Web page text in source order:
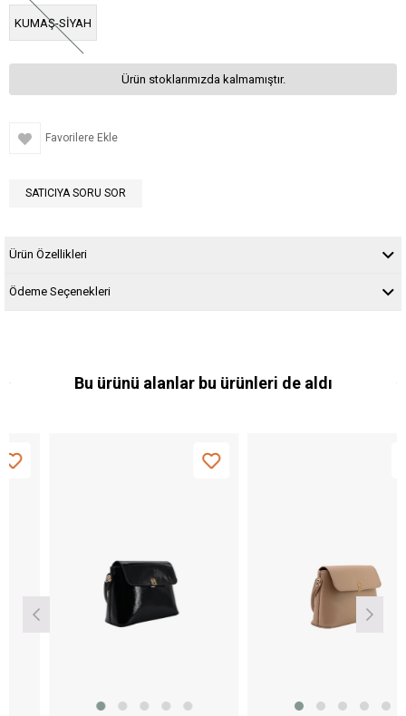
KUMAŞ-SİYAH
Ürün stoklarımızda kalmamıştır.
Favorilere Ekle
SATICIYA SORU SOR
Ürün Özellikleri
Ödeme Seçenekleri
Bu ürünü alanlar bu ürünleri de aldı